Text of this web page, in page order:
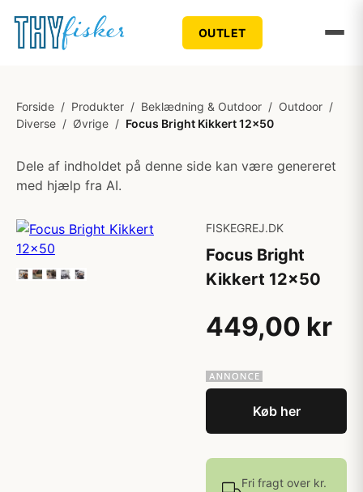
OUTLET
Forside / Produkter / Beklædning & Outdoor / Outdoor /
Diverse / Øvrige / Focus Bright Kikkert 12x50
Dele af indholdet på denne side kan være genereret
med hjælp fra AI.
FISKEGREJ.DK
Focus Bright
Kikkert 12x50
449,00 kr
Køb her
Fri fragt over kr.